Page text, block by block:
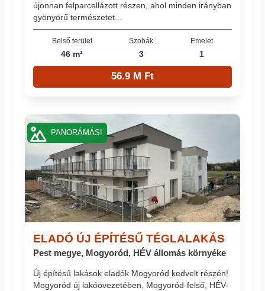
újonnan felparcellázott részen, ahol minden irányban
gyönyörű természetet...
Belső terület
46 m²
Szobák
3
Emelet
1
56.9 M Ft
ELADÓ ÚJ ÉPÍTÉSŰ TÉGLALAKÁS
Pest megye, Mogyoród, HÉV állomás környéke
Új építésű lakások eladók Mogyoród kedvelt részén!
Mogyoród új lakóövezetében, Mogyoród-felső, HÉV-
PANORÁMÁS!